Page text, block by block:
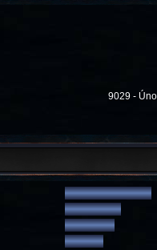
9029 -